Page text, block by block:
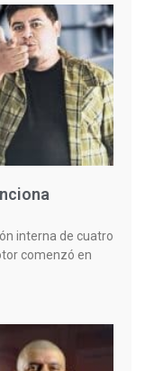
interna de cuatro
comenzó en